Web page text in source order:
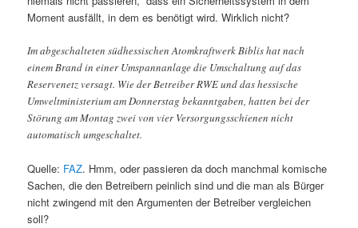
Moment ausfällt, in dem es benötigt wird. Wirklich nicht?
Im abgeschalteten südhessischen Atomkraftwerk Biblis hat nach
einem Brand in einer Umspannanlage die Umschaltung auf das
Reservenetz versagt. Wie der Betreiber RWE und das hessische
Umweltministerium am Donnerstag bekanntgaben, hatten bei der
Störung am Montag zwei von vier Versorgungsschienen nicht
automatisch umgeschaltet.
Quelle: FAZ. Hmm, oder passieren da doch manchmal komische
Sachen, die den Betreibern peinlich sind und die man als Bürger
nicht zwingend mit den Argumenten der Betreiber vergleichen
soll?